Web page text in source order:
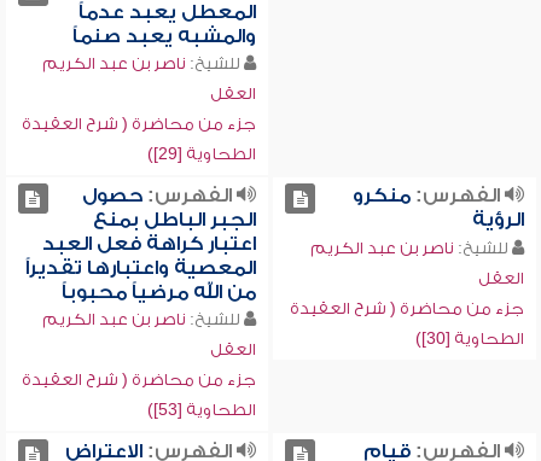
المعطل يعبد عدماً
والمشبه يعبد صنماً
للشيخ: ناصر بن عبد الكريم
العقل
جزء من محاضرة ( شرح العقيدة
الطحاوية [29])
الفهرس:منكرو
الرؤية
للشيخ: ناصر بن عبد الكريم
العقل
جزء من محاضرة ( شرح العقيدة
الطحاوية [30])
الفهرس:حصول
الجبر الباطل بمنع
اعتبار كراهة فعل العبد
المعصية واعتبارها تقديراً
من الله مرضياً محبوباً
للشيخ: ناصر بن عبد الكريم
العقل
جزء من محاضرة ( شرح العقيدة
الطحاوية [53])
الفهرس:قيام الفهرس:الاعتراض